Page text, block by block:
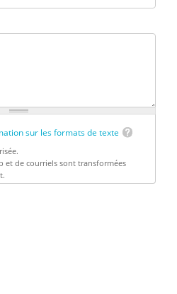
sur les formats de texte
et de courriels sont transformées